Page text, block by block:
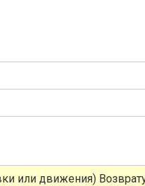
или движения)